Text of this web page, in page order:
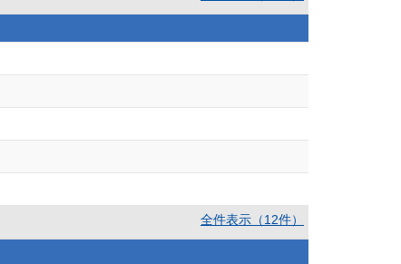
全件表示（12件）